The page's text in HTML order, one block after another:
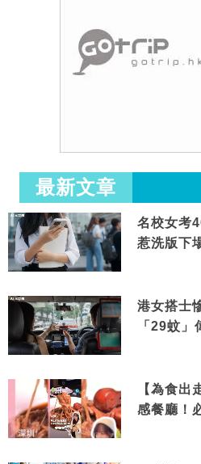
最新文章
名校女考
惹洗版下
港女搭士
「29蚊
【為食出
感餐廳！